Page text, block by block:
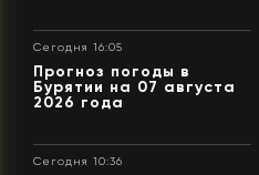
Сегодня 16:05
Прогноз погоды в
Бурятии на 07 августа
2026 года
Сегодня 10:36